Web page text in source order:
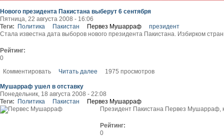
Нового президента Пакистана выберут 6 сентября
Пятница, 22 августа 2008 - 16:06
Теги:
Политика Пакистан Первез Мушарраф
президент
Стала известна дата выборов нового президента Пакистана. Избирком
Рейтинг:
0
Комментировать
Читать далее 1975 просмотров
Мушарраф ушел в отставку
Понедельник, 18 августа 2008 - 22:08
Теги:
Политика Пакистан
Первез Мушарраф
Президент Пакистана Первез Мушарраф,
Рейтинг:
0